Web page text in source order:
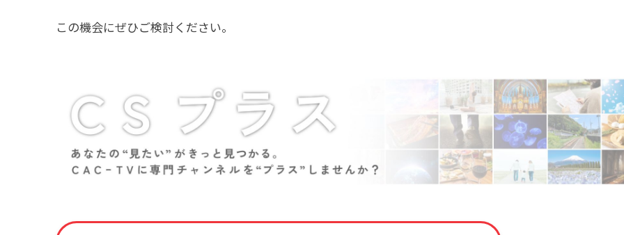
この機会にぜひご検討ください。